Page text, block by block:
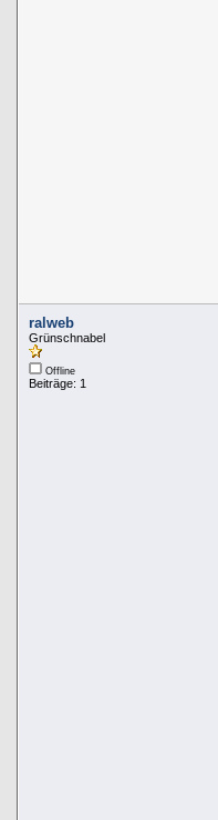
ralweb
Grünschnabel
Offline
Beiträge: 1